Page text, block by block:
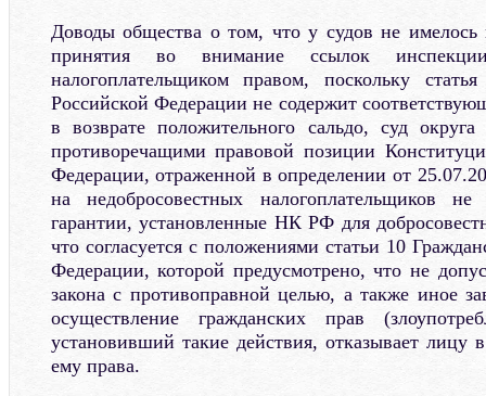
Доводы общества о том, что у судов не имелось
принятия во внимание ссылок
налогоплательщиком правом, поскольку
Российской Федерации не содержит
в возврате положительного сальдо, суд
противоречащими правовой позиции
Федерации, отраженной в определении от
на недобросовестных налогоплательщиков не
гарантии, установленные НК РФ для
что согласуется с положениями статьи 10
Федерации, которой предусмотрено, что не
закона с противоправной целью, а также иное
осуществление гражданских прав
установивший такие действия, отказывает лицу
ему права.